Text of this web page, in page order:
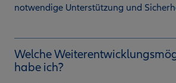
notwendige Unterstützung und
Welche
habe ich?